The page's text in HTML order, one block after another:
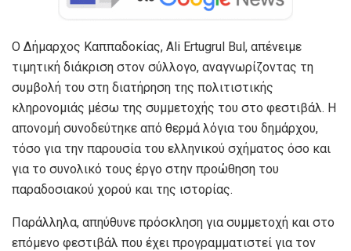
Ο Δήμαρχος Καππαδοκίας, Ali Ertugrul Bul, απένειμε
τιμητική διάκριση στον σύλλογο, αναγνωρίζοντας τη
συμβολή του στη διατήρηση της πολιτιστικής
κληρονομιάς μέσω της συμμετοχής του στο φεστιβάλ. Η
απονομή συνοδεύτηκε από θερμά λόγια του δημάρχου,
τόσο για την παρουσία του ελληνικού σχήματος όσο και
για το συνολικό τους έργο στην προώθηση του
παραδοσιακού χορού και της ιστορίας.
Παράλληλα, απηύθυνε πρόσκληση για συμμετοχή και στο
επόμενο φεστιβάλ που έχει προγραμματιστεί για τον